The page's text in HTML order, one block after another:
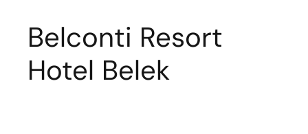
Belconti Resort
Hotel Belek